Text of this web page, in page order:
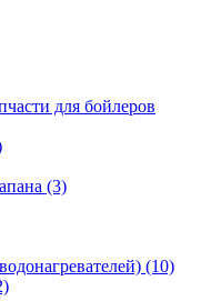
для бойлеров
(3)
(10)